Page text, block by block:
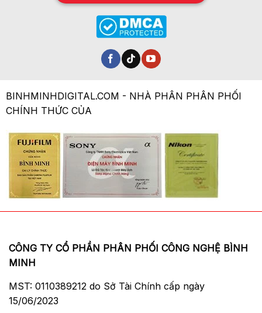
câu chuyện về chất lượng hình ảnh. Động cơ
xử lý đóng một phần rất lớn là tốt. Nikon đã
giới thiệu một động cơ mới với Z6 và Z7,
được gọi là Expeed 6. Điều này cho phép Z7
chụp ở tốc độ tối đa 9 khung hình / giây
được đặt trong phạm vi ISO 64-25,600.
Nikon Z7 có tính năng tự động lấy nét lai sử
dụng tính năng phát hiện pha và độ tương
BINHMINHDIGITAL.COM - NHÀ PHÂN PHÂN PHỐI
CHÍNH THỨC CỦA
CÔNG TY CỔ PHẦN PHÂN PHỐI CÔNG NGHỆ BÌNH
MINH
MST: 0110389212 do Sở Tài Chính cấp ngày
15/06/2023